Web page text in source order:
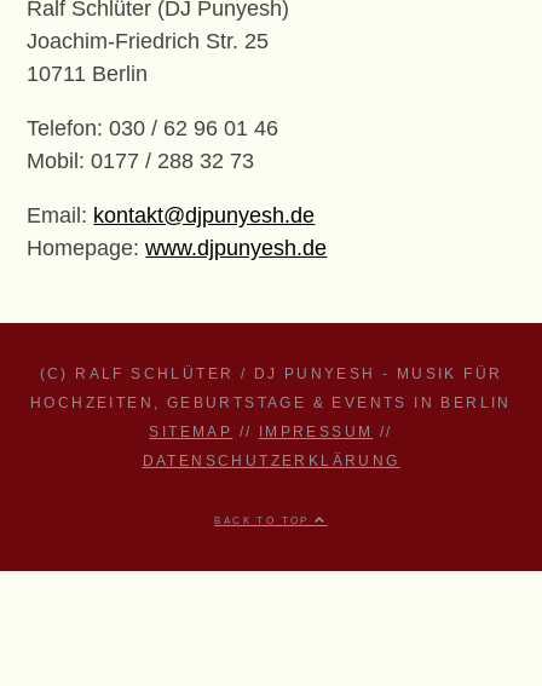
Ralf Schlüter (DJ Punyesh)
Joachim-Friedrich Str. 25
10711 Berlin
Telefon: 030 / 62 96 01 46
Mobil: 0177 / 288 32 73
Email: kontakt@djpunyesh.de
Homepage:www.djpunyesh.de
(C) RALF SCHLÜTER / DJ PUNYESH - MUSIK FÜR
HOCHZEITEN, GEBURTSTAGE & EVENTS IN BERLIN
SITEMAP // IMPRESSUM
//
DATENSCHUTZERKLÄRUNG
BACK TO TOP